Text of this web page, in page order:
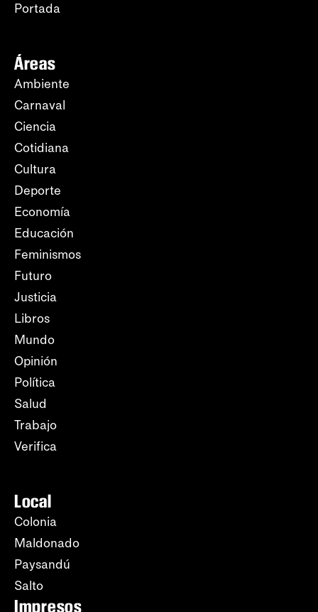
Portada
Áreas
Ambiente
Carnaval
Ciencia
Cotidiana
Cultura
Deporte
Economía
Educación
Feminismos
Futuro
Justicia
Libros
Mundo
Opinión
Política
Salud
Trabajo
Verifica
Local
Colonia
Maldonado
Paysandú
Salto
Impresos